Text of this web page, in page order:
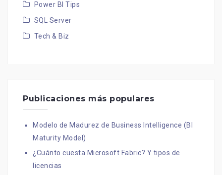
Power BI Tips
SQL Server
Tech & Biz
Publicaciones más populares
Modelo de Madurez de Business Intelligence (BI
Maturity Model)
¿Cuánto cuesta Microsoft Fabric? Y tipos de
licencias